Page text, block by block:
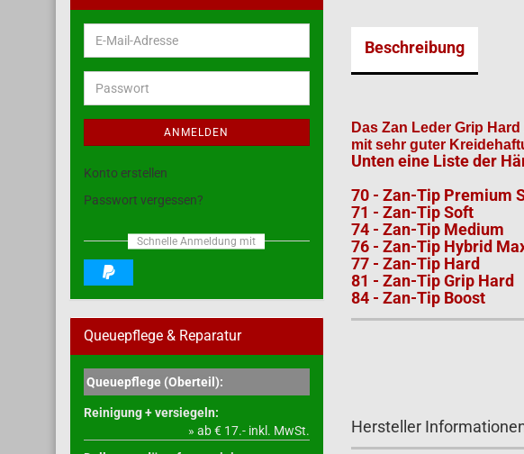
Beschreibung
Das Zan Leder Grip
mit sehr guter
Unten eine Liste der
70 - Zan-Tip Premium
71 - Zan-Tip Soft
74 - Zan-Tip Medium
76 - Zan-Tip Hybrid
77 - Zan-Tip Hard
81 - Zan-Tip Grip Hard
84 - Zan-Tip Boost
Hersteller
E-
Mail-
Adresse
Passwort
ANMELDEN
Konto erstellen
Passwort vergessen?
Schnelle Anmeldung mit
Queuepflege & Reparatur
Queuepflege (Oberteil):
Reinigung + versiegeln:
» ab € 17.- inkl. MwSt.